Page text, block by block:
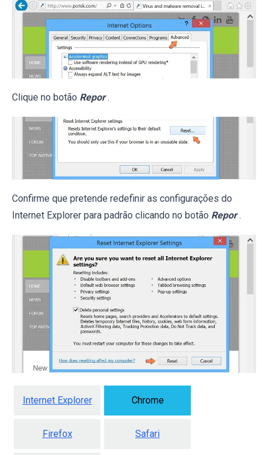
Clique no botão Repor .
Confirme que pretende redefinir as configurações do
Internet Explorer para padrão clicando no botão Repor .
Internet Explorer Chrome
Firefox Safari